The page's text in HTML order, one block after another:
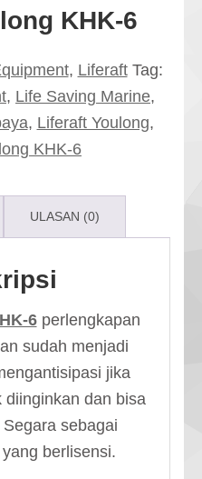
KHK-6
, Liferaft Tag:
, Life Saving Marine,
, Liferaft Youlong,
KHK-6
ULASAN (0)
6perlengkapan
sudah menjadi
jika
dan bisa
sebagai
berlisensi.